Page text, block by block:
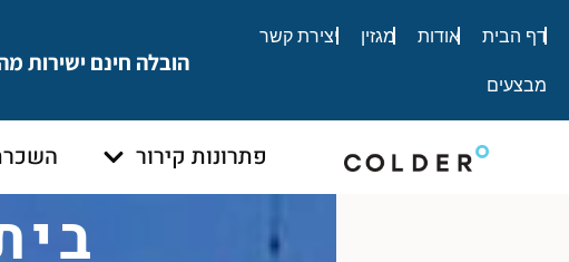
דף הבית
אודות מגזין יצירת קשר
מבצעים
הובלה חינם ישירות
פתרונות קירור